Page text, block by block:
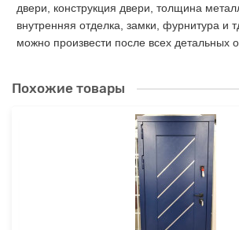
двери, конструкция двери, толщина
внутренняя отделка, замки, фурнитура и
можно произвести после всех детальных
Похожие товары